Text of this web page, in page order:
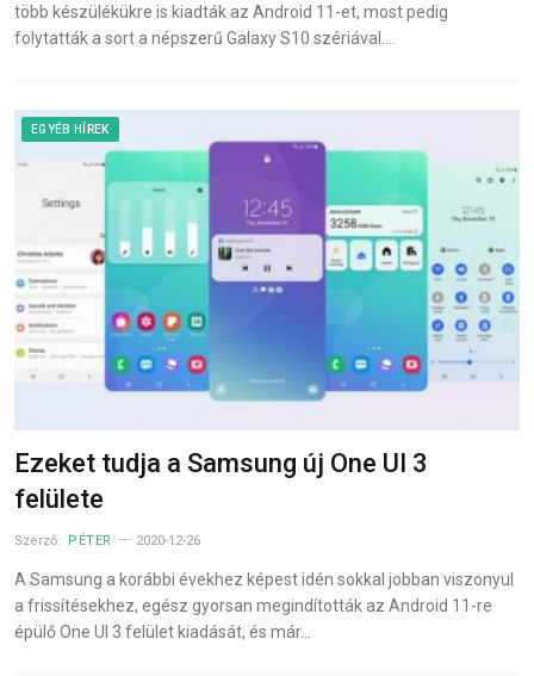
több készülékükre is kiadták az Android 11-et, most pedig
folytatták a sort a népszerű Galaxy S10 szériával.…
EGYÉB HÍREK
Ezeket tudja a Samsung új One UI 3
felülete
Szerző: PÉTER 2020-12-26
A Samsung a korábbi évekhez képest idén sokkal jobban viszonyul
a frissítésekhez, egész gyorsan megindították az Android 11-re
épülő One UI 3 felület kiadását, és már…